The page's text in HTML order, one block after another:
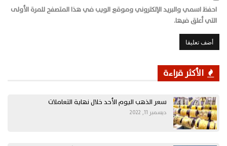
احفظ اسمي والبريد الإلكتروني وموقع الويب في هذا المتصفح للمرة الأولى
التي أعلق فيها.
الأكثر قراءة
سعر الذهب اليوم الأحد خلال نهاية التعاملات
ديسمبر 11, 2022